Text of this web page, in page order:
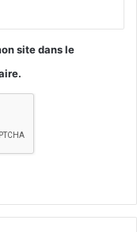
site dans le